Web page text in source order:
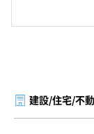
建設/住宅/不